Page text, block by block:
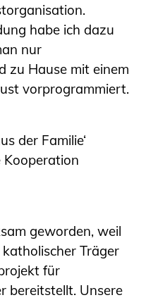
habe ich dazu
nur
zu Hause mit einem
vorprogrammiert.
der Familie‘
Kooperation
geworden, weil
Träger
für
bereitstellt. Unsere